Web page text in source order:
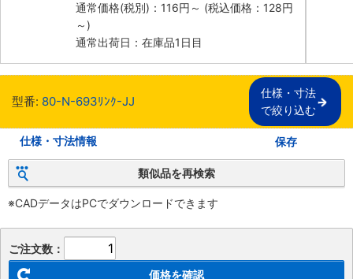
通常価格(税別)： 116円 ～ (税込価格： 128円
～)
通常出荷日：在庫品1日目
型番: 80-N-693ﾘﾝｸ-JJ
仕様・寸法
で絞り込む
仕様・寸法情報 保存
類似品を再検索
※CADデータはPCでダウンロードできます
ご注文数：
価格を確認